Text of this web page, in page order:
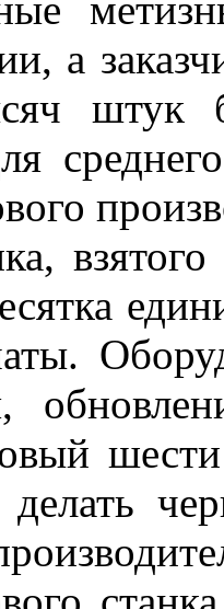
а
штук